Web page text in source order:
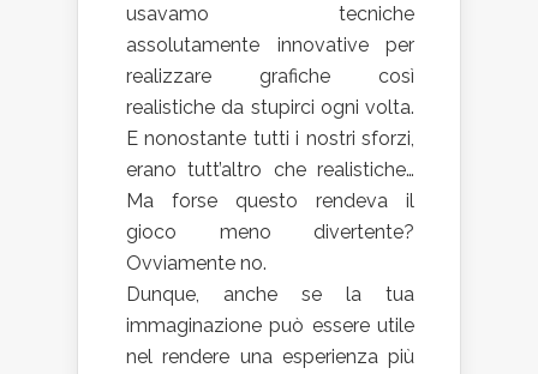
usavamo tecniche
assolutamente innovative per
realizzare grafiche così
realistiche da stupirci ogni volta.
E nonostante tutti i nostri sforzi,
erano tutt’altro che realistiche…
Ma forse questo rendeva il
gioco meno divertente?
Ovviamente no.
Dunque, anche se la tua
immaginazione può essere utile
nel rendere una esperienza più